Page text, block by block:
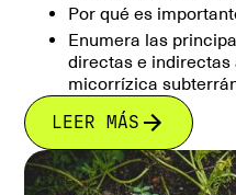
Por qué es
Enumera las
directas e indirectas
micorrízica
LEER MÁS